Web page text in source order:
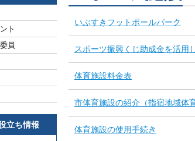
ト
員
立ち情報
いぶすきフットボールパーク
スポーツ振興くじ助成金を活用
体育施設料金表
市体育施設の紹介（指宿地域体
体育施設の使用手続き